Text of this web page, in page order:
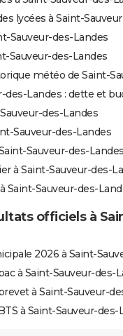
lycées à Saint-
Sauveur-des-Landes
Sauveur-des-Landes
météo de Saint-
des-Landes : dette et
des-Landes
Sauveur-des-Landes
Sauveur-des-Landes
à Saint-Sauveur-des-
Saint-Sauveur-des-
officiels à
2026 à Saint-
à Saint-Sauveur-des-
à Saint-Sauveur-
à Saint-Sauveur-des-